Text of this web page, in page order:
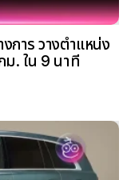
การ วางตำแหน่ง
ม. ใน 9 นาที